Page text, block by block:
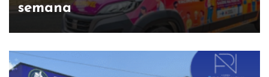
semana